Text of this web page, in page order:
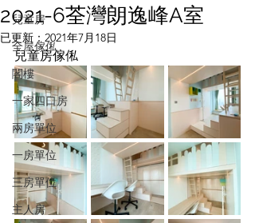
兒童房
全屋傢俬
閣樓
一家四口房
兩房單位
一房單位
三房單位
主人房
2021-6荃灣朗逸峰A室
已更新： 2021年7月18日
兒童房傢俬